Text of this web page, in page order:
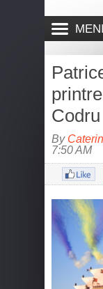
By
7:50 AM